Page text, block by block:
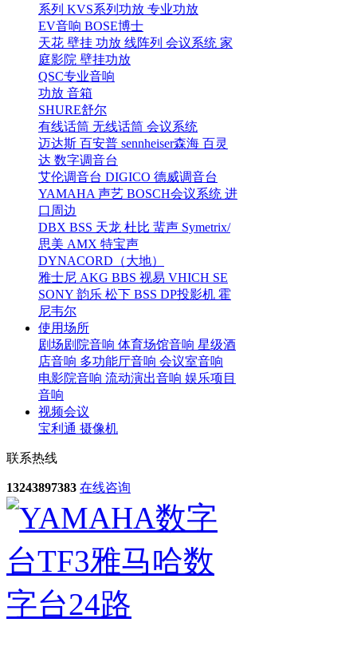
系列 KVS系列功放 专业功放
EV音响 BOSE博士
天花 壁挂 功放 线阵列 会议系统 家
庭影院 壁挂功放
QSC专业音响
功放 音箱
SHURE舒尔
有线话筒 无线话筒 会议系统
迈达斯 百安普 sennheiser森海 百灵
达 数字调音台
艾伦调音台 DIGICO 德威调音台
YAMAHA 声艺 BOSCH会议系统 进
口周边
DBX BSS 天龙 杜比 蜚声 Symetrix/
思美 AMX 特宝声
DYNACORD（大地）
雅士尼 AKG BBS 视易 VHICH SE
SONY 韵乐 松下 BSS DP投影机 霍
尼韦尔
使用场所
剧场剧院音响 体育场馆音响 星级酒
店音响 多功能厅音响 会议室音响
电影院音响 流动演出音响 娱乐项目
音响
视频会议
宝利通 摄像机
联系热线
13243897383 在线咨询